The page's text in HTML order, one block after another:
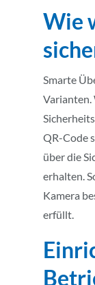
Wie
Smarte
Varianten.
QR-Code
über die
erhalten.
Kamera
erfüllt.